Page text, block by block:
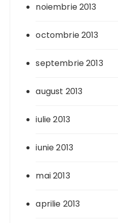
noiembrie 2013
octombrie 2013
septembrie 2013
august 2013
iulie 2013
iunie 2013
mai 2013
aprilie 2013